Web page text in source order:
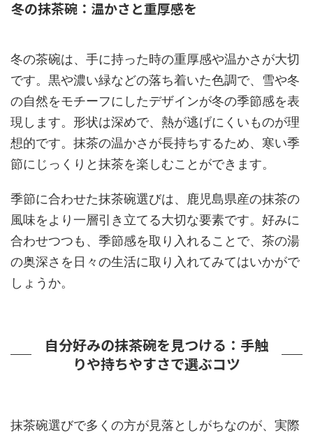
冬の抹茶碗：温かさと重厚感を
冬の茶碗は、手に持った時の重厚感や温かさが大切
です。黒や濃い緑などの落ち着いた色調で、雪や冬
の自然をモチーフにしたデザインが冬の季節感を表
現します。形状は深めで、熱が逃げにくいものが理
想的です。抹茶の温かさが長持ちするため、寒い季
節にじっくりと抹茶を楽しむことができます。
季節に合わせた抹茶碗選びは、鹿児島県産の抹茶の
風味をより一層引き立てる大切な要素です。好みに
合わせつつも、季節感を取り入れることで、茶の湯
の奥深さを日々の生活に取り入れてみてはいかがで
しょうか。
自分好みの抹茶碗を見つける：手触
りや持ちやすさで選ぶコツ
抹茶碗選びで多くの方が見落としがちなのが、実際